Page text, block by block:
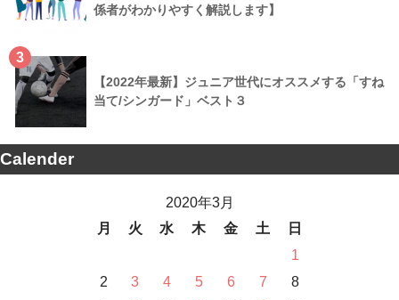
係者がわかりやすく解説します】
3
【2022年最新】ジュニア世代にオススメする「すね
当て/シンガード」ベスト３
Calender
2020年3月
月
火 水 木 金 土
日
1
2
3 4 5 6 7
8